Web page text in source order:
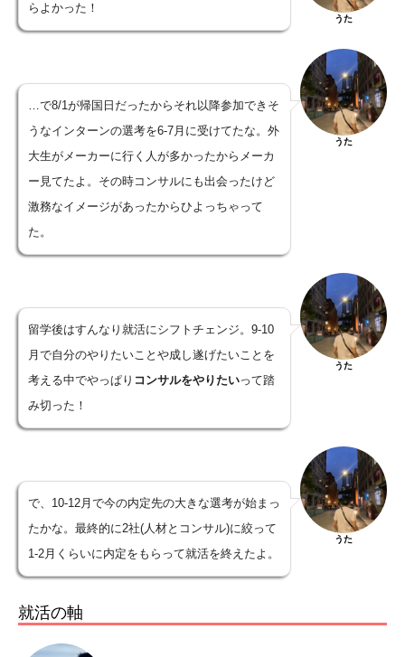
らよかった！
うた
…で8/1が帰国日だったからそれ以降参加できそ
うなインターンの選考を6-7月に受けてたな。外
大生がメーカーに行く人が多かったからメーカ
ー見てたよ。その時コンサルにも出会ったけど
激務なイメージがあったからひよっちゃって
た。
うた
留学後はすんなり就活にシフトチェンジ。9-10
月で自分のやりたいことや成し遂げたいことを
考える中でやっぱり コンサルをやりたいって踏
み切った！
うた
で、10-12月で今の内定先の大きな選考が始まっ
たかな。最終的に2社(人材とコンサル)に絞って
1-2月くらいに内定をもらって就活を終えたよ。
うた
就活の軸